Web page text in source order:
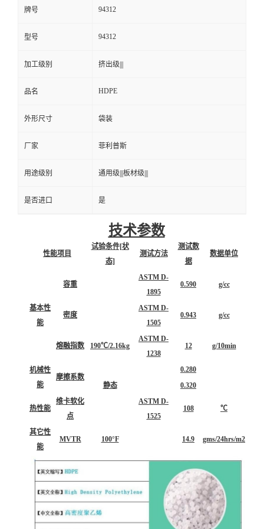
牌号 94312
型号 94312
加工级别 挤出级|||
品名 HDPE
外形尺寸 袋装
厂家 菲利普斯
用途级别 通用级|||板材级|||
是否进口 是
技术参数
性能项目
试验条件[状
态]
测试方法
测试数
据
数据单位
基本性
能
容重
ASTM D-
1895
0.590 g/cc
密度
ASTM D-
1505
0.943 g/cc
熔融指数 190℃/2.16kg
ASTM D-
1238
12 g/10min
机械性
能
摩擦系数
0.280
静态
0.320
热性能
维卡软化
点
ASTM D-
1525
108 ℃
其它性
能
MVTR 100°F 14.9 gms/24hrs/m2